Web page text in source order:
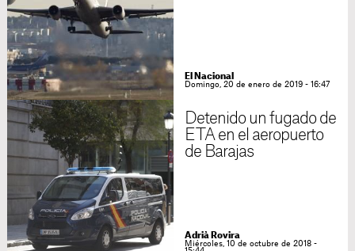
El Nacional
Domingo, 20 de enero de 2019 - 16:47
Detenido un fugado de
ETA en el aeropuerto
de Barajas
Adrià Rovira
Miércoles, 10 de octubre de 2018 -